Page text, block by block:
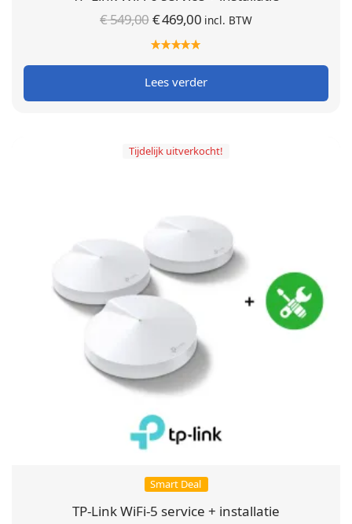
€549,00Oorspronkelijke
prijs was:
€ 549,00.
€469,00 Huidige
€ 469,00.
incl. BTW
Lees verder
Tijdelijk uitverkocht!
Smart Deal
TP-Link WiFi-5 service + installatie